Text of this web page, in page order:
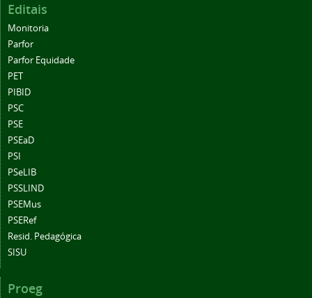
Editais
Monitoria
Parfor
Parfor Equidade
PET
PIBID
PSC
PSE
PSEaD
PSI
PSeLIB
PSSLIND
PSEMus
PSERef
Resid. Pedagógica
SISU
Proeg